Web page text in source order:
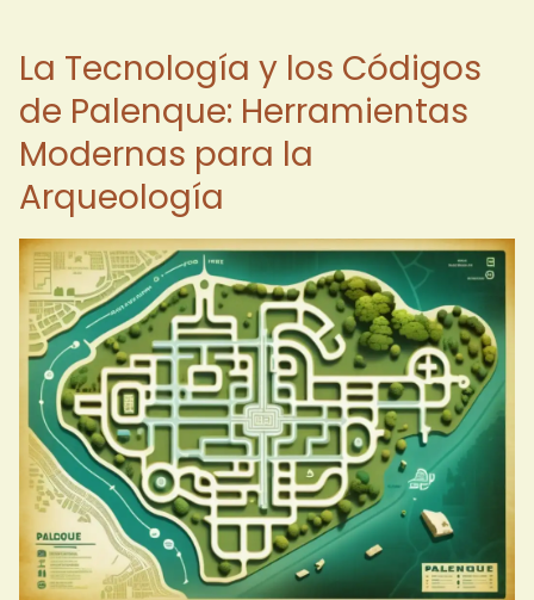
La Tecnología y los Códigos
de Palenque: Herramientas
Modernas para la
Arqueología